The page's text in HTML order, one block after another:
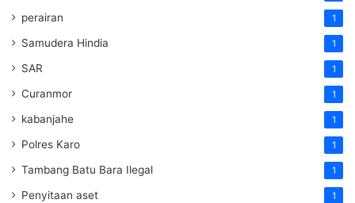
perairan 1
Samudera Hindia 1
SAR 1
Curanmor 1
kabanjahe 1
Polres Karo 1
Tambang Batu Bara Ilegal 1
Penyitaan aset 1